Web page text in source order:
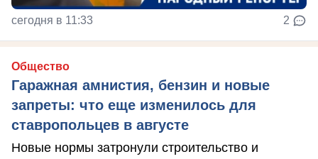
сегодня в 11:33 2
Общество
Гаражная амнистия, бензин и новые
запреты: что еще изменилось для
ставропольцев в августе
Новые нормы затронули строительство и